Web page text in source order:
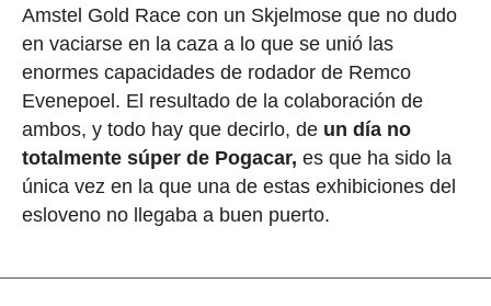
Amstel Gold Race con un Skjelmose que no dudo
en vaciarse en la caza a lo que se unió las
enormes capacidades de rodador de Remco
Evenepoel. El resultado de la colaboración de
ambos, y todo hay que decirlo, de un día no
totalmente súper de Pogacar, es que ha sido la
única vez en la que una de estas exhibiciones del
esloveno no llegaba a buen puerto.